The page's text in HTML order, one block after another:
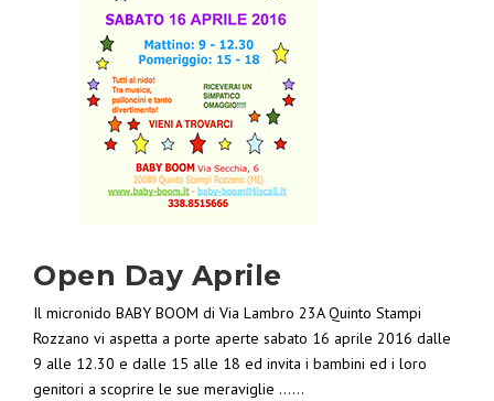
Open Day Aprile
Il micronido BABY BOOM di Via Lambro 23A Quinto Stampi
Rozzano vi aspetta a porte aperte sabato 16 aprile 2016 dalle
9 alle 12.30 e dalle 15 alle 18 ed invita i bambini ed i loro
genitori a scoprire le sue meraviglie ……